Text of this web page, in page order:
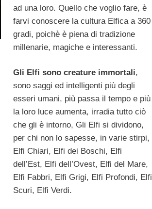
ad una loro. Quello che voglio fare, è
farvi conoscere la cultura Elfica a 360
gradi, poichè è piena di tradizione
millenarie, magiche e interessanti.
Gli Elfi sono creature immortali,
sono saggi ed intelligenti più degli
esseri umani, più passa il tempo e più
la loro luce aumenta, irradia tutto ciò
che gli è intorno, Gli Elfi si dividono,
per chi non lo sapesse, in varie stirpi,
Elfi Chiari, Elfi dei Boschi, Elfi
dell’Est, Elfi dell’Ovest, Elfi del Mare,
Elfi Fabbri, Elfi Grigi, Elfi Profondi, Elfi
Scuri, Elfi Verdi.